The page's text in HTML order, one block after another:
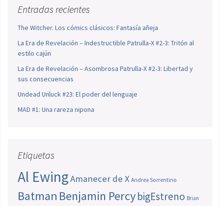
Entradas recientes
The Witcher. Los cómics clásicos: Fantasía añeja
La Era de Revelación – Indestructible Patrulla-X #2-3: Tritón al
estilo cajún
La Era de Revelación – Asombrosa Patrulla-X #2-3: Libertad y
sus consecuencias
Undead Unluck #23: El poder del lenguaje
MAD #1: Una rareza nipona
Etiquetas
Al EwingAmanecer de X Andrea Sorrentino
Batman Benjamin PercybigEstreno Brian